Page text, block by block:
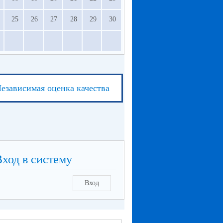
25 26 27 28 29 30
оценка качества
в систему
Вход